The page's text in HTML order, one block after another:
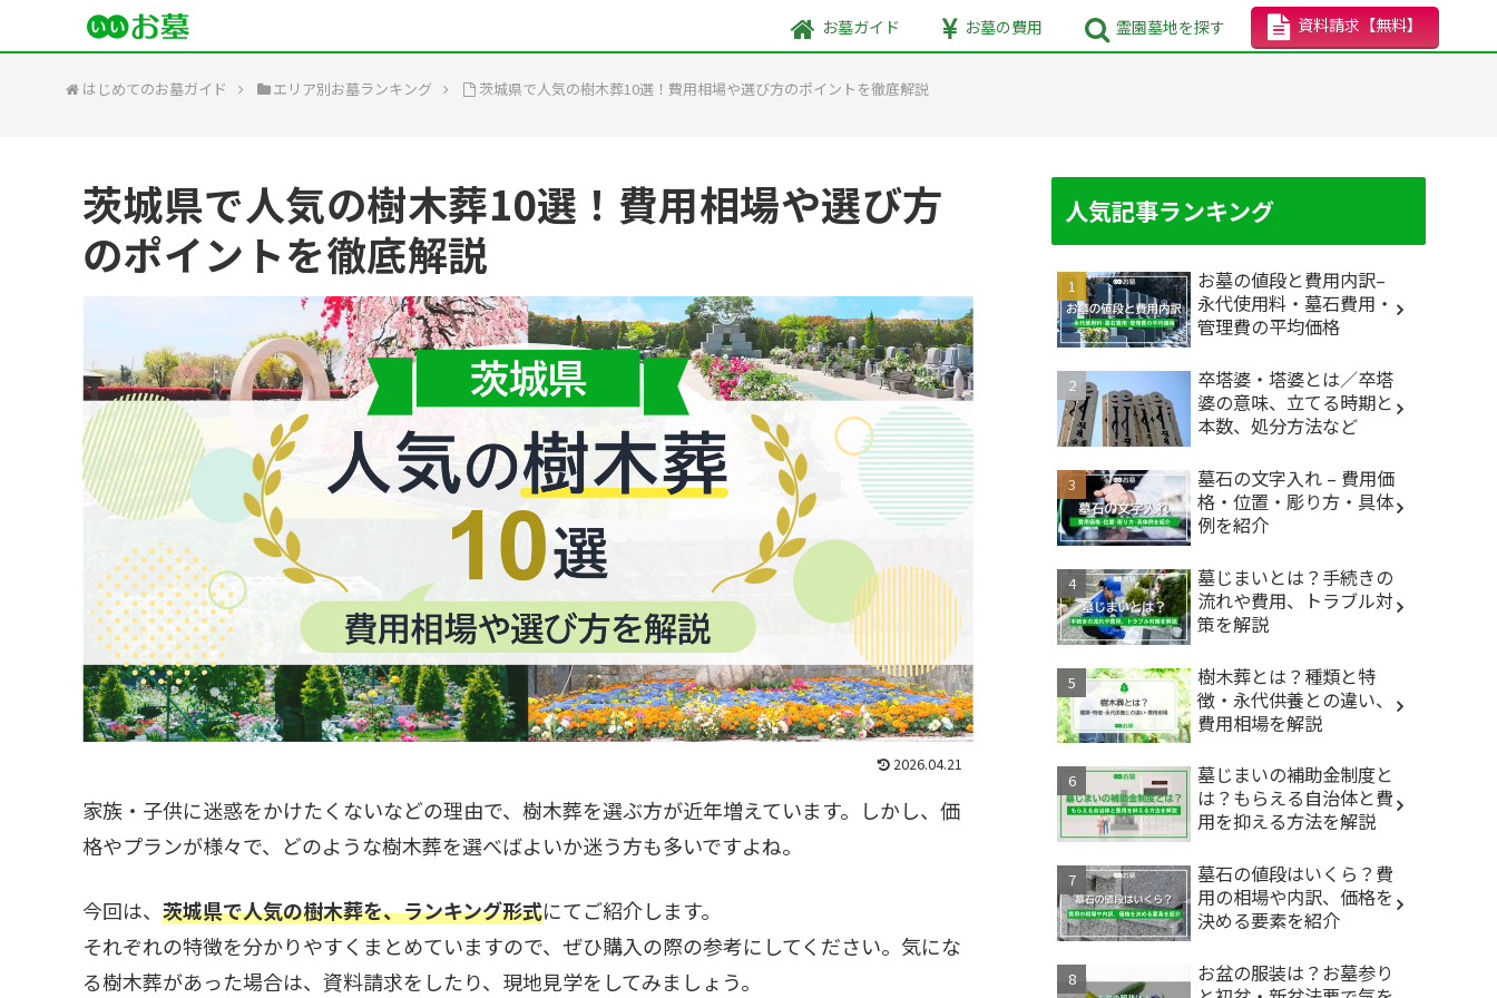
お墓ガイド お墓の費用 霊園墓地を探す 資料請求 【無料】
はじめてのお墓ガイド エリア別お墓ランキング 茨城県で人気の樹木葬10選！費用相場や選び方のポイントを徹底解説
茨城県で人気の樹木葬10選！費用相場や選び方
のポイントを徹底解説
2026.04.21
家族・子供に迷惑をかけたくないなどの理由で、樹木葬を選ぶ方が近年増えています。しかし、価
格やプランが様々で、どのような樹木葬を選べばよいか迷う方も多いですよね。
今回は、 茨城県で人気の樹木葬を、ランキング形式にてご紹介します。
それぞれの特徴を分かりやすくまとめていますので、ぜひ購入の際の参考にしてください。気にな
る樹木葬があった場合は、資料請求をしたり、現地見学をしてみましょう。
人気記事ランキング
お墓の値段と費用内訳–
永代使用料・墓石費用・
管理費の平均価格
卒塔婆・塔婆とは／卒塔
婆の意味、立てる時期と
本数、処分方法など
墓石の文字入れ – 費用価
格・位置・彫り方・具体
例を紹介
墓じまいとは？手続きの
流れや費用、トラブル対
策を解説
樹木葬とは？種類と特
徴・永代供養との違い、
費用相場を解説
墓じまいの補助金制度と
は？もらえる自治体と費
用を抑える方法を解説
墓石の値段はいくら？費
用の相場や内訳、価格を
決める要素を紹介
お盆の服装は？お墓参り